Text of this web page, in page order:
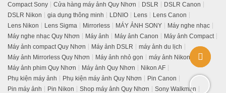
Compact Sony
Cửa hàng máy ảnh Quy Nhơn DSLR
DSLR Canon
DSLR Nikon
gia dụng thông minh LDNIO Lens
Lens Canon
Lens Nikon
Lens Sigma Mirrorless MÁY ẢNH SONY
Máy nghe nhạc
Máy nghe nhạc Quy Nhơn
Máy ảnh Máy ảnh Canon
Máy ảnh Compact
Máy ảnh compact Quy Nhơn
Máy ảnh DSLR
máy ảnh du lịch
Máy ảnh Mirrorless Quy Nhơn
Máy ảnh nhỏ gọn
máy ảnh Nikon
Máy ảnh phim Quy Nhơn
Máy ảnh Quy Nhơn
Nikon AF
Phụ kiện máy ảnh
Phụ kiện máy ảnh Quy Nhơn
Pin Canon
Pin máy ảnh
Pin Nikon Shop máy ảnh Quy Nhơn
Sony Walkman